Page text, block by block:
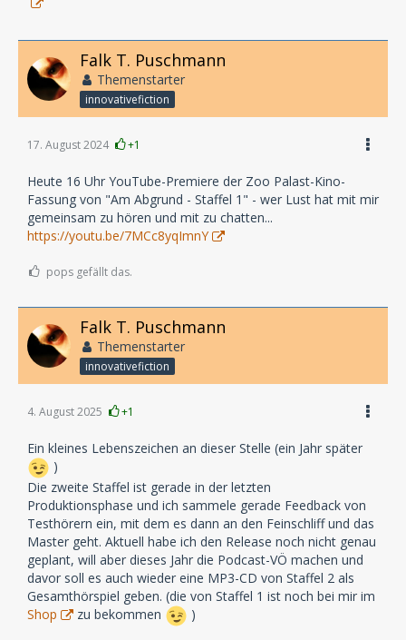
Falk T. Puschmann
Themenstarter
innovativefiction
17. August 2024 +1
Heute 16 Uhr YouTube-Premiere der Zoo Palast-Kino-
Fassung von "Am Abgrund - Staffel 1" - wer Lust hat mit mir
gemeinsam zu hören und mit zu chatten...
https://youtu.be/7MCc8yqImnY
pops gefällt das.
Falk T. Puschmann
Themenstarter
innovativefiction
4. August 2025 +1
Ein kleines Lebenszeichen an dieser Stelle (ein Jahr später
)
Die zweite Staffel ist gerade in der letzten
Produktionsphase und ich sammele gerade Feedback von
Testhörern ein, mit dem es dann an den Feinschliff und das
Master geht. Aktuell habe ich den Release noch nicht genau
geplant, will aber dieses Jahr die Podcast-VÖ machen und
davor soll es auch wieder eine MP3-CD von Staffel 2 als
Gesamthörspiel geben. (die von Staffel 1 ist noch bei mir im
Shop
zu bekommen )